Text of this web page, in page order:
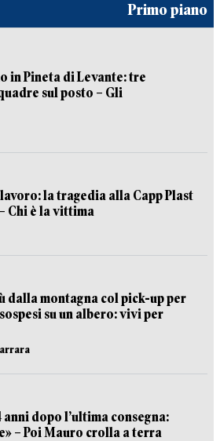
Primo piano
in Pineta di Levante: tre
sul posto – Gli
la tragedia alla Capp Plast
Chi è la vittima
dalla montagna col pick-up per
su un albero: vivi per
anni dopo l’ultima consegna:
– Poi Mauro crolla a terra